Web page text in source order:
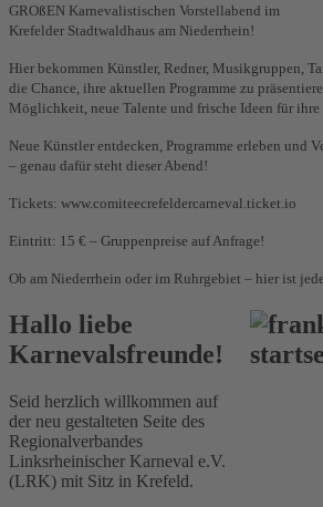
GROßEN Karnevalistischen Vorstellabend im
Krefelder Stadtwaldhaus am Niederrhein!
Hier bekommen Künstler, Redner, Musikgruppen,
die Chance, ihre aktuellen Programme zu
Möglichkeit, neue Talente und frische Ideen für ihre
Neue Künstler entdecken, Programme erleben und
– genau dafür steht dieser Abend!
Tickets: www.comiteecrefeldercarneval.ticket.io
Eintritt: 15 € – Gruppenpreise auf Anfrage!
Ob am Niederrhein oder im Ruhrgebiet – hier ist
Hallo liebe
Karnevalsfreunde!
Seid herzlich willkommen auf
der neu gestalteten Seite des
Regionalverbandes
Linksrheinischer Karneval e.V.
(LRK) mit Sitz in Krefeld.